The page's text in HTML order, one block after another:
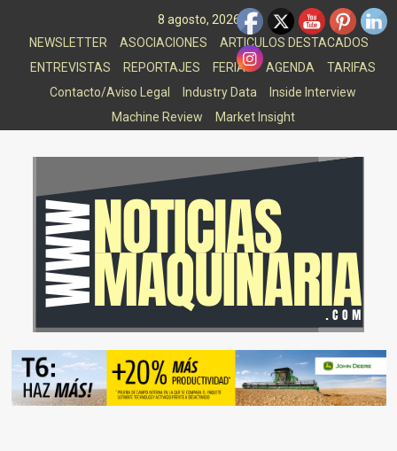
8 agosto, 2026
NEWSLETTER
ASOCIACIONES
ARTICULOS DESTACADOS
ENTREVISTAS
REPORTAJES FERIAS AGENDA
TARIFAS
Contacto/Aviso Legal
Industry Data
Inside Interview
Machine Review
Market Insight